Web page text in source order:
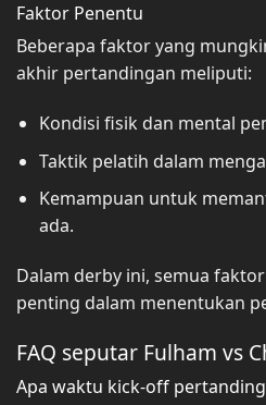
Faktor Penentu
Beberapa faktor yang
akhir pertandingan meliputi:
Kondisi fisik dan mental
Taktik pelatih dalam
Kemampuan untuk
ada.
Dalam derby ini, semua
penting dalam menentukan
FAQ seputar Fulham vs
Apa waktu kick-off